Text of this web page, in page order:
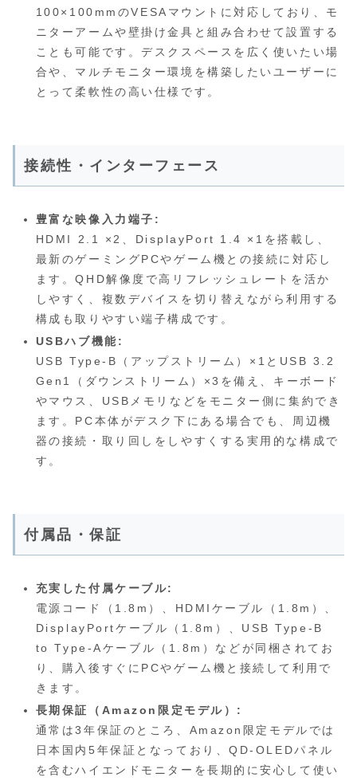
100×100mmのVESAマウントに対応しており、モ
ニターアームや壁掛け金具と組み合わせて設置する
ことも可能です。デスクスペースを広く使いたい場
合や、マルチモニター環境を構築したいユーザーに
とって柔軟性の高い仕様です。
接続性・インターフェース
豊富な映像入力端子:
HDMI 2.1 ×2、DisplayPort 1.4 ×1を搭載し、
最新のゲーミングPCやゲーム機との接続に対応し
ます。QHD解像度で高リフレッシュレートを活か
しやすく、複数デバイスを切り替えながら利用する
構成も取りやすい端子構成です。
USBハブ機能:
USB Type‑B（アップストリーム）×1とUSB 3.2
Gen1（ダウンストリーム）×3を備え、キーボード
やマウス、USBメモリなどをモニター側に集約でき
ます。PC本体がデスク下にある場合でも、周辺機
器の接続・取り回しをしやすくする実用的な構成で
す。
付属品・保証
充実した付属ケーブル:
電源コード（1.8m）、HDMIケーブル（1.8m）、
DisplayPortケーブル（1.8m）、USB Type‑B
to Type‑Aケーブル（1.8m）などが同梱されてお
り、購入後すぐにPCやゲーム機と接続して利用で
きます。
長期保証（Amazon限定モデル）:
通常は3年保証のところ、Amazon限定モデルでは
日本国内5年保証となっており、QD‑OLEDパネル
を含むハイエンドモニターを長期的に安心して使い